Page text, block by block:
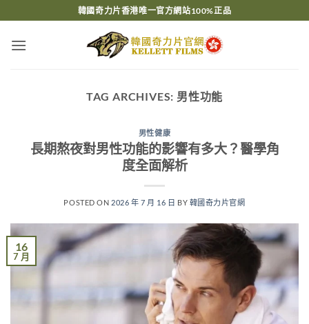
to
content
韓國奇力片香港唯一官方網站100%正品
TAG ARCHIVES: 男性功能
男性健康
長期熬夜對男性功能的影響有多大？醫學角
度全面解析
POSTED ON 2026 年 7 月 16 日 BY 韓國奇力片官網
16
7 月